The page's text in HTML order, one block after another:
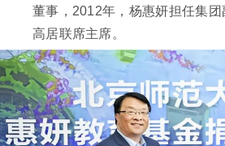
董事，2012年，杨惠妍担任集
高居联席主席。